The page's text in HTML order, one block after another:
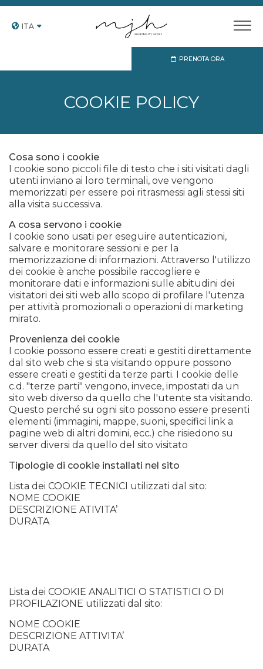
ITA
PRENOTA ORA
COOKIE POLICY
Cosa sono i cookie
I cookie sono piccoli file di testo che i siti visitati dagli
utenti inviano ai loro terminali, ove vengono
memorizzati per essere poi ritrasmessi agli stessi siti
alla visita successiva.
A cosa servono i cookie
I cookie sono usati per eseguire autenticazioni,
salvare e monitorare sessioni e per la
memorizzazione di informazioni. Attraverso l'utilizzo
dei cookie è anche possibile raccogliere e
monitorare dati e informazioni sulle abitudini dei
visitatori dei siti web allo scopo di profilare l'utenza
per attività promozionali o operazioni di marketing
mirato.
Provenienza dei cookie
I cookie possono essere creati e gestiti direttamente
dal sito web che si sta visitando oppure possono
essere creati e gestiti da terze parti. I cookie delle
c.d. "terze parti" vengono, invece, impostati da un
sito web diverso da quello che l'utente sta visitando.
Questo perché su ogni sito possono essere presenti
elementi (immagini, mappe, suoni, specifici link a
pagine web di altri domini, ecc.) che risiedono su
server diversi da quello del sito visitato
Tipologie di cookie installati nel sito
Lista dei COOKIE TECNICI utilizzati dal sito:
NOME COOKIE
DESCRIZIONE ATIVITA’
DURATA
Lista dei COOKIE ANALITICI O STATISTICI O DI
PROFILAZIONE utilizzati dal sito:
NOME COOKIE
DESCRIZIONE ATTIVITA’
DURATA